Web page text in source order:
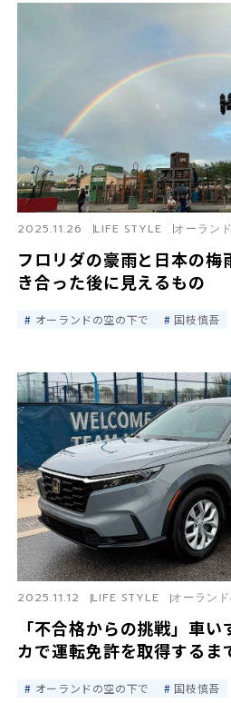
フロリダの豪雨と日本の
き合った後に見えるもの
2025.11.26 LIFE STYLE オーラン
オーランドの空の下で 国枝慎吾
「不合格からの挑戦」車
カで運転免許を取得するま
2025.11.12 LIFE STYLE オーラン
オーランドの空の下で 国枝慎吾